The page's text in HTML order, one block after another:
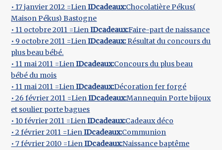
• 17 janvier 2012 =LienIDcadeaux:Chocolatière Pékus(
Maison Pékus) Bastogne
• 11 octobre 2011 =LienIDcadeaux:Faire-part de naissance
• 9 octobre 2011 =LienIDcadeaux:Résultat du concours du
plus beau bébé.
• 11 mai 2011 =LienIDcadeaux:Concours du plus beau
bébé du mois
• 11 mai 2011 =LienIDcadeaux:Décoration fer forgé
• 26 février 2011 =LienIDcadeaux:Mannequin Porte bijoux
et soulier porte bagues
• 10 février 2011 =LienIDcadeaux:Cadeaux déco
• 2 février 2011 =LienIDcadeaux:Communion
• 7 février 2010 =LienIDcadeaux:Naissance baptême